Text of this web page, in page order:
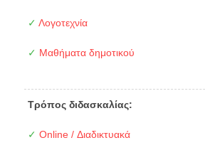
✓ Λογοτεχνία
✓ Μαθήματα δημοτικού
Τρόπος διδασκαλίας:
✓ Online / Διαδικτυακά